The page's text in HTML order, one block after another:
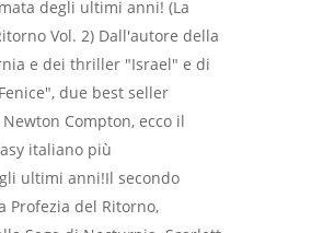
degli ultimi anni! (La
Vol. 2) Dall'autore della
e dei thriller "Israel" e di
due best seller
Compton, ecco il
italiano più
ultimi anni!Il secondo
Profezia del Ritorno,